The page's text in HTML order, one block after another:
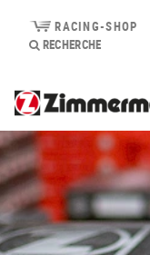
RACING-SHOP
RECHERCHE